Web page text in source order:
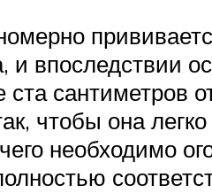
и впоследствии
сантиметров
чтобы она
необходимо